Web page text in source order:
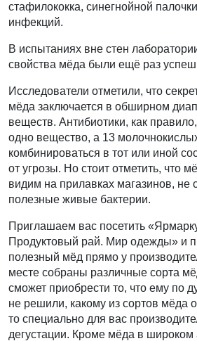
стафилококка, синегнойной
инфекций.
В испытаниях вне стен
свойства мёда были ещё раз
Исследователи отметили, что
мёда заключается в обширном
веществ. Антибиотики, как
одно вещество, а 13
комбинироваться в тот или иной
от угрозы. Но стоит отметить, что
видим на прилавках магазинов, не
полезные живые бактерии.
Приглашаем вас посетить
Продуктовый рай. Мир одежды» и
полезный мёд прямо у
месте собраны различные сорта
сможет приобрести то, что ему по
не решили, какому из сортов мёда
то специально для вас
дегустации. Кроме мёда в широком